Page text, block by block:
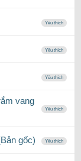
Yêu thích
Yêu thích
Yêu thích
vang
Yêu thích
gốc) Yêu thích